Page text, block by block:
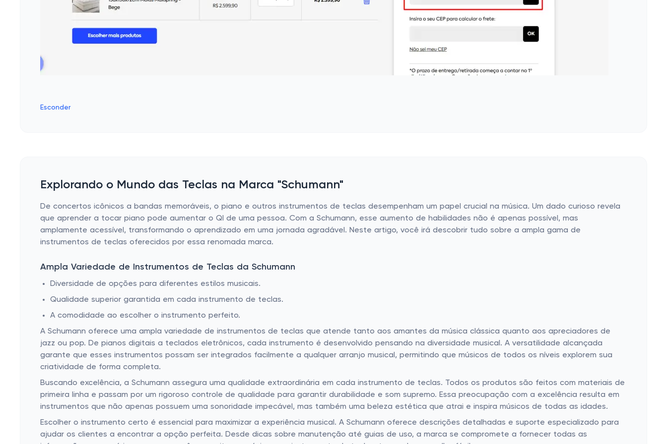
Esconder
Explorando o Mundo das Teclas na Marca "Schumann"
De concertos icônicos a bandas memoráveis, o piano e outros instrumentos de teclas desempenham um papel crucial na música. Um dado curioso revela
que aprender a tocar piano pode aumentar o QI de uma pessoa. Com a Schumann, esse aumento de habilidades não é apenas possível, mas
amplamente acessível, transformando o aprendizado em uma jornada agradável. Neste artigo, você irá descobrir tudo sobre a ampla gama de
instrumentos de teclas oferecidos por essa renomada marca.
Ampla Variedade de Instrumentos de Teclas da Schumann
Diversidade de opções para diferentes estilos musicais.
Qualidade superior garantida em cada instrumento de teclas.
A comodidade ao escolher o instrumento perfeito.
A Schumann oferece uma ampla variedade de instrumentos de teclas que atende tanto aos amantes da música clássica quanto aos apreciadores de
jazz ou pop. De pianos digitais a teclados eletrônicos, cada instrumento é desenvolvido pensando na diversidade musical. A versatilidade alcançada
garante que esses instrumentos possam ser integrados facilmente a qualquer arranjo musical, permitindo que músicos de todos os níveis explorem sua
criatividade de forma completa.
Buscando excelência, a Schumann assegura uma qualidade extraordinária em cada instrumento de teclas. Todos os produtos são feitos com materiais de
primeira linha e passam por um rigoroso controle de qualidade para garantir durabilidade e som supremo. Essa preocupação com a excelência resulta em
instrumentos que não apenas possuem uma sonoridade impecável, mas também uma beleza estética que atrai e inspira músicos de todas as idades.
Escolher o instrumento certo é essencial para maximizar a experiência musical. A Schumann oferece descrições detalhadas e suporte especializado para
ajudar os clientes a encontrar a opção perfeita. Desde dicas sobre manutenção até guias de uso, a marca se compromete a fornecer todas as